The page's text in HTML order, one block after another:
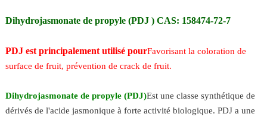
Dihydrojasmonate de propyle (PDJ ) CAS: 158474-72-7
PDJ est principalement utilisé pourFavorisant la coloration de
surface de fruit, prévention de crack de fruit.
Dihydrojasmonate de propyle (PDJ)Est une classe synthétique de
dérivés de l'acide jasmonique à forte activité biologique. PDJ a une